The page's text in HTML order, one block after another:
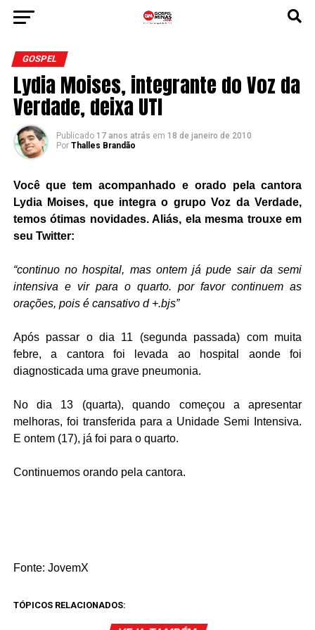
GOSPEL
Lydia Moises, integrante do Voz da
Verdade, deixa UTI
Publicado 17 anos atrás em 18 de janeiro de 2010
Por Thalles Brandão
Você que tem acompanhado e orado pela cantora
Lydia Moises, que integra o grupo Voz da Verdade,
temos ótimas novidades. Aliás, ela mesma trouxe em
seu Twitter:
“continuo no hospital, mas ontem já pude sair da semi
intensiva e vir para o quarto. por favor continuem as
orações, pois é cansativo d +.bjs”
Após passar o dia 11 (segunda passada) com muita
febre, a cantora foi levada ao hospital aonde foi
diagnosticada uma grave pneumonia.
No dia 13 (quarta), quando começou a apresentar
melhoras, foi transferida para a Unidade Semi Intensiva.
E ontem (17), já foi para o quarto.
Continuemos orando pela cantora.
Fonte: JovemX
TÓPICOS RELACIONADOS: